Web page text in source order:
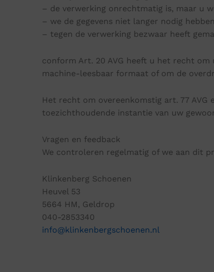
– de verwerking onrechtmatig is, maar u
– we de gegevens niet langer nodig
– tegen de verwerking bezwaar heeft
conform Art. 20 AVG heeft u het recht
machine-leesbaar formaat of om de
Het recht om overeenkomstig art. 77
toezichthoudende instantie van uw
Vragen en feedback
We controleren regelmatig of we aan dit
Klinkenberg Schoenen
Heuvel 53
5664 HM, Geldrop
040-2853340
info@klinkenbergschoenen.nl